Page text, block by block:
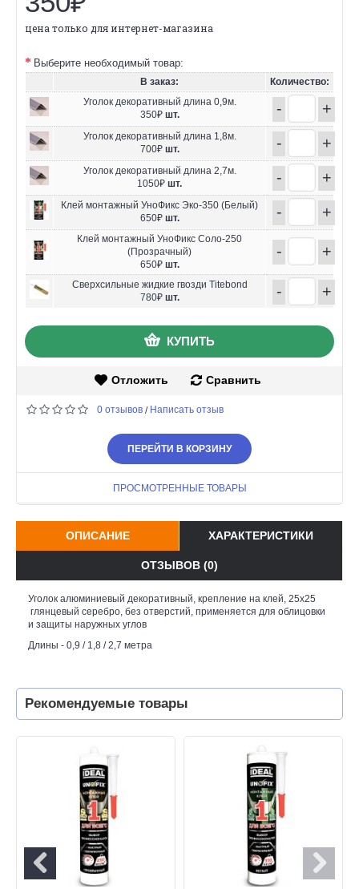
цена только для интернет-магазина
Выберите необходимый товар:
В заказ:
Количество:
Уголок декоративный длина 0,9м.
350₽ шт. - +
Уголок декоративный длина 1,8м.
700₽ шт. - +
Уголок декоративный длина 2,7м.
1050₽ шт. - +
Клей монтажный УноФикс Эко-350 (Белый)
650₽ шт. - +
Клей монтажный УноФикс Соло-250
(Прозрачный)
650₽ шт.
- +
Сверхсильные жидкие гвозди Titebond
780₽ шт. - +
КУПИТЬ
Отложить Сравнить
0 отзывов / Написать отзыв
ПЕРЕЙТИ В КОРЗИНУ
ПРОСМОТРЕННЫЕ ТОВАРЫ
ОПИСАНИЕ ХАРАКТЕРИСТИКИ
ОТЗЫВОВ (0)
Уголок алюминиевый декоративный, крепление на клей, 25х25
глянцевый серебро, без отверстий, применяется для облицовки
и защиты наружных углов
Длины - 0,9 / 1,8 / 2,7 метра
Рекомендуемые товары